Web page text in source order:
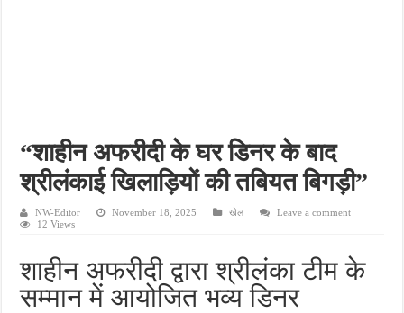
“शाहीन अफरीदी के घर डिनर के बाद
श्रीलंकाई खिलाड़ियों की तबियत बिगड़ी”
NW-Editor November 18, 2025 खेल
Leave a comment
12 Views
शाहीन अफरीदी द्वारा श्रीलंका टीम के
सम्मान में आयोजित भव्य डिनर